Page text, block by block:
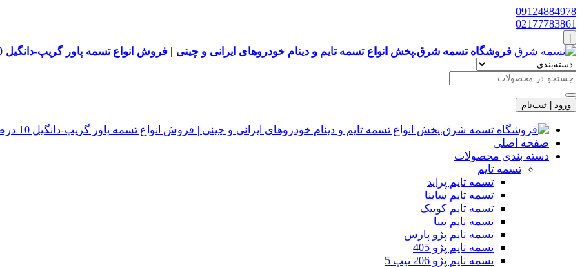
09124884978
02177783861
فروشگاه تسمه شرق.پخش انواع تسمه تایم و دینام خودروهای ایرانی و چینی | فروش انواع تسمه پاور گریپ-دانگیل 10 درصد زیر قیمت بازار و با تضمین کیفیت
ورود | ثبت‌نام
صفحه اصلی
دسته بندی محصولات
تسمه تایم
تسمه تایم پراید
تسمه تایم ساینا
تسمه تایم کوییک
تسمه تایم تیبا
تسمه تایم پژو پارس
تسمه تایم پژو 405
تسمه تایم پژو 206 تیپ 5